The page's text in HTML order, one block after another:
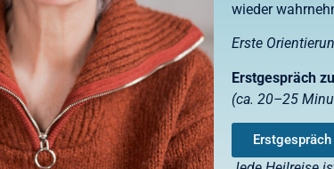
wieder
Erste
Erstgespräch
(ca. 20–25